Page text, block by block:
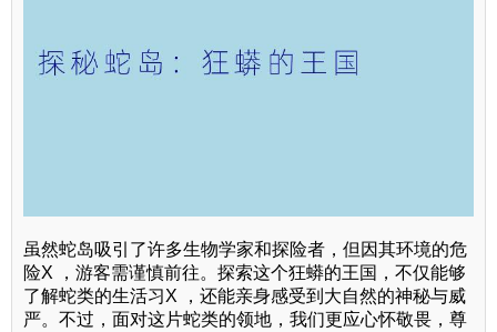
虽然蛇岛吸引了许多生物学家和探险者，但因其环境的危
险X ，游客需谨慎前往。探索这个狂蟒的王国，不仅能够
了解蛇类的生活习X ，还能亲身感受到大自然的神秘与威
严。不过，面对这片蛇类的领地，我们更应心怀敬畏，尊